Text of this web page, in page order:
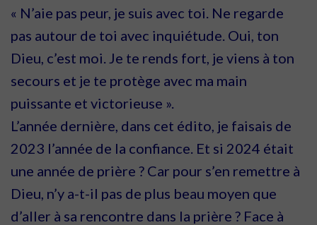
« N’aie pas peur, je suis avec toi. Ne regarde
pas autour de toi avec inquiétude. Oui, ton
Dieu, c’est moi. Je te rends fort, je viens à ton
secours et je te protège avec ma main
puissante et victorieuse ».
L’année dernière, dans cet édito, je faisais de
2023 l’année de la confiance. Et si 2024 était
une année de prière ? Car pour s’en remettre à
Dieu, n’y a-t-il pas de plus beau moyen que
d’aller à sa rencontre dans la prière ? Face à